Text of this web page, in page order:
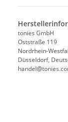
tonies GmbH
Oststraße 119
Nordrhein-
Düsseldorf,